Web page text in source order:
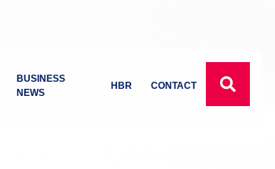
BUSINESS
NEWS
HBR CONTACT